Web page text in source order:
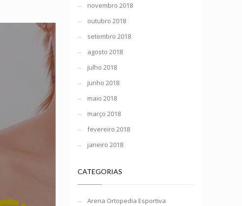
novembro 2018
outubro 2018
setembro 2018
agosto 2018
julho 2018
junho 2018
maio 2018
março 2018
fevereiro 2018
janeiro 2018
CATEGORIAS
Arena Ortopedia Esportiva